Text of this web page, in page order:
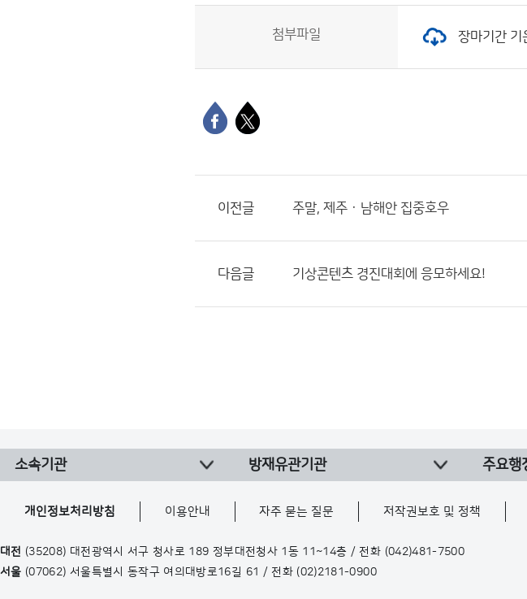
첨부파일 장마기간
이전글 주말, 제주 · 남해안 집중호우
다음글 기상콘텐츠 경진대회에 응모하세요!
소속기관 방재유관기관 주요행
개인정보처리방침 이용안내 자주 묻는 질문 저작권보호 및 정책
대전 (35208) 대전광역시 서구 청사로 189 정부대전청사 1동 11~14층 / 전화 (042)481-7500
서울 (07062) 서울특별시 동작구 여의대방로16길 61 / 전화 (02)2181-0900